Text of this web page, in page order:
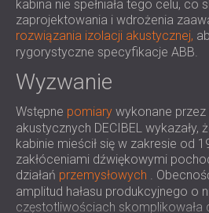
ROZWIĄZANIA
AKUSTYCZNE DLA
HANDLOWYCH
WYCISZANIE I
EDUKACYJNYCH
PANELE
AKUSTYCZNE DLA
ZDROWIA
ROZWIĄZANIA
AKUSTYCZNE DLA
kabina nie spełniała tego celu, co
zaprojektowania i wdrożenia
rozwiązania izolacji akustycznej,
rygorystyczne specyfikacje ABB.
Wyzwanie
Wstępne pomiary wykonane przez
akustycznych DECIBEL wykazały,
kabinie mieścił się w zakresie od
zakłóceniami dźwiękowymi
działań przemysłowych .
amplitud hałasu produkcyjnego o
częstotliwościach skomplikowała